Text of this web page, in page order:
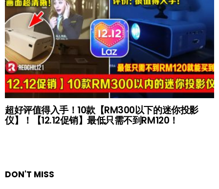
超好评值得入手！10款【RM300以下的迷你投影
仪】！【12.12促销】最低只需不到RM120！
DON'T MISS